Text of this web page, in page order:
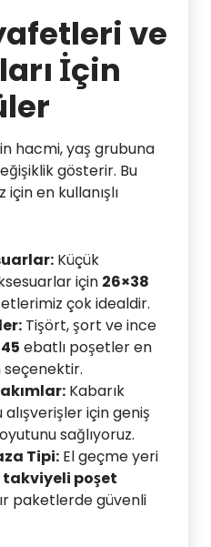
ve
İçin
hacmi, yaş grubuna
gösterir. Bu
en kullanışlı
Küçük
için 26×38
çok idealdir.
Tişört, şort ve ince
ebatlı poşetler en
Kabarık
için geniş
sağlıyoruz.
Tipi: El geçme yeri
takviyeli poşet
paketlerde güvenli